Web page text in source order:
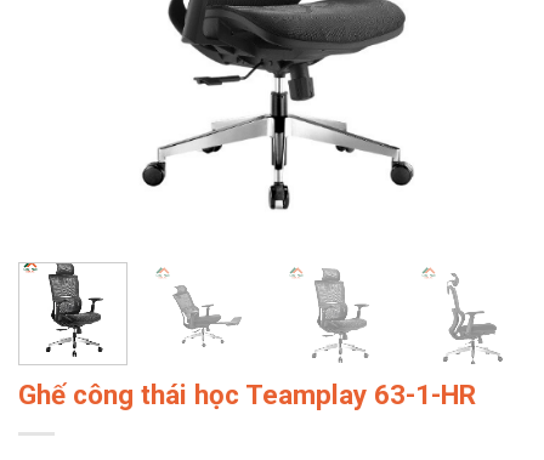
Ghế công thái học Teamplay 63-1-HR